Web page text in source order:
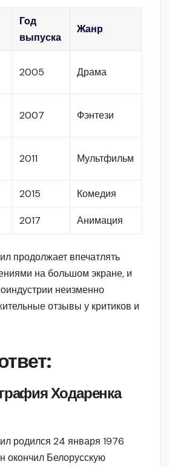
Год
выпуска
Жанр
2005 Драма
2007 Фэнтези
2011 Мультфильм
2015 Комедия
2017 Анимация
продолжает впечатлять
на большом экране, и
неизменно
отзывы у критиков и
Ходаренка
родился 24 января 1976
окончил Белорусскую